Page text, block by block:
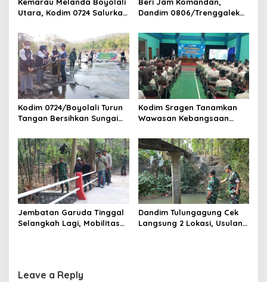
Utara, Kodim 0724 Salurkan
Dandim 0806/Trenggalek
Kodim 0724/Boyolali Turun
Tangan Bersihkan Sungai
Kodim Sragen Tanamkan
Wawasan Kebangsaan
Pelajar Tentang Hal Ini
Jembatan Garuda Tinggal
Selangkah Lagi, Mobilitas
Dandim Tulungagung Cek
Langsung 2 Lokasi, Usulan
Leave a Reply